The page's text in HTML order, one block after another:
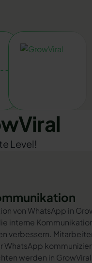
Level!
von WhatsApp in
interne
verbessern.
WhatsApp
werden in GrowViral